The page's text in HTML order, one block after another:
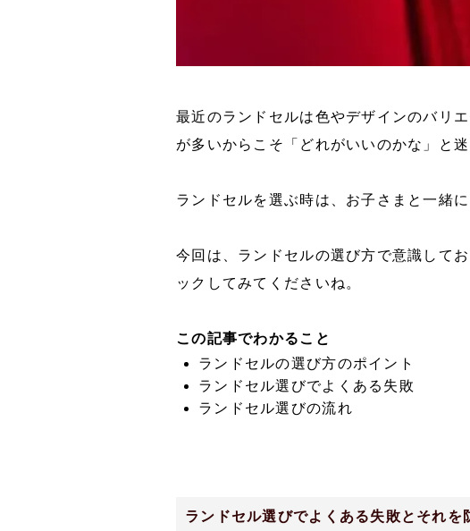
最近のランドセルは色やデザインのバリ
が多いからこそ「どれがいいのかな」と迷
ランドセルを選ぶ時は、お子さまと一緒
今回は、ランドセルの選び方で意識して
ックしてみてくださいね。
この記事でわかること
ランドセルの選び方のポイント
ランドセル選びでよくある失敗
ランドセル選びの流れ
ランドセル選びでよくある失敗とそれを